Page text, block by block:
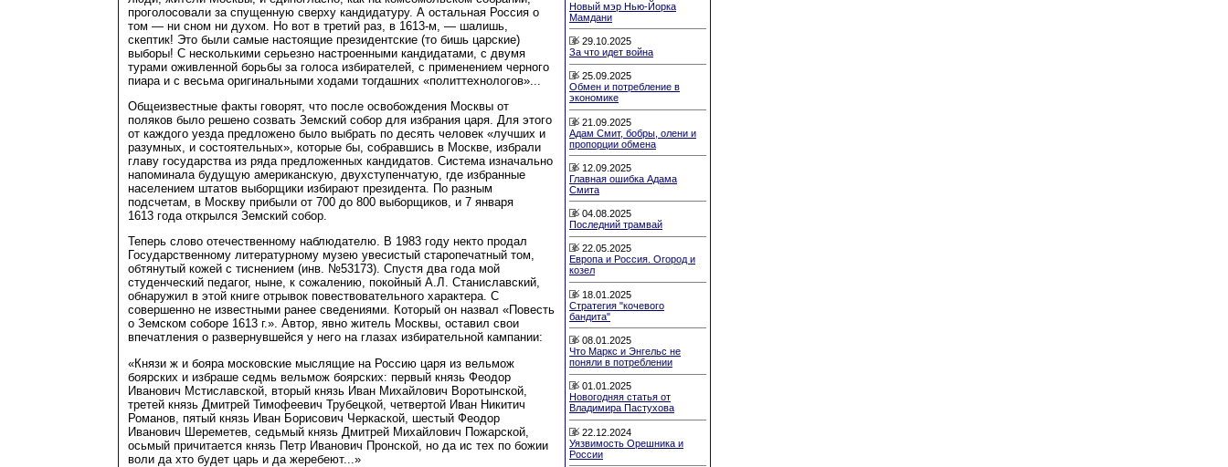
проголосовали за спущенную сверху кандидатуру. А остальная Россия о
том — ни сном ни духом. Но вот в третий раз, в 1613-м, — шалишь,
скептик! Это были самые настоящие президентские (то бишь царские)
выборы! С несколькими серьезно настроенными кандидатами, с двумя
турами оживленной борьбы за голоса избирателей, с применением черного
пиара и с весьма оригинальными ходами тогдашних «политтехнологов»...
Общеизвестные факты говорят, что после освобождения Москвы от
поляков было решено созвать Земский собор для избрания царя. Для этого
от каждого уезда предложено было выбрать по десять человек «лучших и
разумных, и состоятельных», которые бы, собравшись в Москве, избрали
главу государства из ряда предложенных кандидатов. Система изначально
напоминала будущую американскую, двухступенчатую, где избранные
населением штатов выборщики избирают президента. По разным
подсчетам, в Москву прибыли от 700 до 800 выборщиков, и 7 января
1613 года открылся Земский собор.
Теперь слово отечественному наблюдателю. В 1983 году некто продал
Государственному литературному музею увесистый старопечатный том,
обтянутый кожей с тиснением (инв. №53173). Спустя два года мой
студенческий педагог, ныне, к сожалению, покойный А.Л. Станиславский,
обнаружил в этой книге отрывок повествовательного характера. С
совершенно не известными ранее сведениями. Который он назвал «Повесть
о Земском соборе 1613 г.». Автор, явно житель Москвы, оставил свои
впечатления о развернувшейся у него на глазах избирательной кампании:
«Князи ж и бояра московские мыслящие на Россию царя из вельмож
боярских и избраше седмь вельмож боярских: первый князь Феодор
Иванович Мстиславской, вторый князь Иван Михайлович Воротынской,
третей князь Дмитрей Тимофеевич Трубецкой, четвертой Иван Никитич
Романов, пятый князь Иван Борисович Черкаской, шестый Феодор
Иванович Шереметев, седьмый князь Дмитрей Михайлович Пожарской,
осьмый причитается князь Петр Иванович Пронской, но да ис тех по божии
воли да хто будет царь и да жеребеют...»
Новый мэр Нью-Йорка
Мамдани
29.10.2025
За что идет война
25.09.2025
Обмен и потребление в
экономике
21.09.2025
Адам Смит, бобры, олени и
пропорции обмена
12.09.2025
Главная ошибка Адама
Смита
04.08.2025
Последний трамвай
22.05.2025
Европа и Россия. Огород и
козел
18.01.2025
Стратегия "кочевого
бандита"
08.01.2025
Что Маркс и Энгельс не
поняли в потреблении
01.01.2025
Новогодняя статья от
Владимира Пастухова
22.12.2024
Уязвимость Орешника и
России